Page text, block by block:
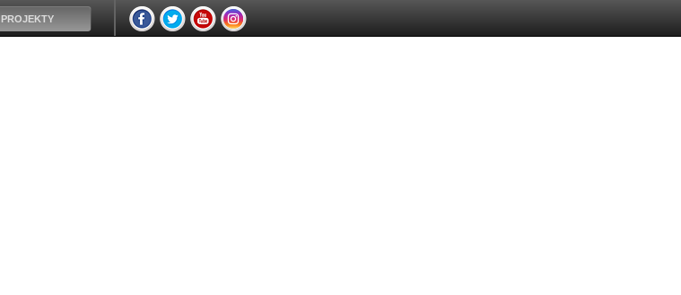
PROJEKTY